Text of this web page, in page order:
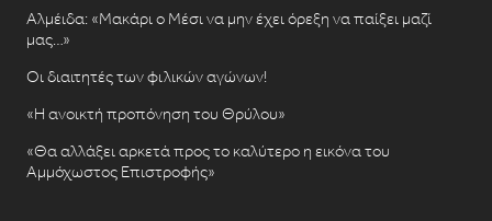
Αλμέιδα: «Μακάρι ο Μέσι να μην έχει όρεξη να παίξει μαζί
μας…»
Οι διαιτητές των φιλικών αγώνων!
«Η ανοικτή προπόνηση του Θρύλου»
«Θα αλλάξει αρκετά προς το καλύτερο η εικόνα του
Αμμόχωστος Επιστροφής»